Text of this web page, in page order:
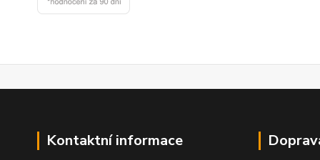
Kontaktní informace